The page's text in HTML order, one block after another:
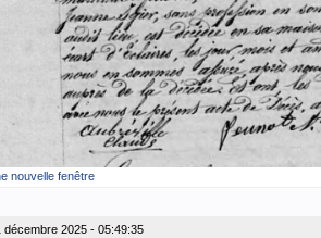
nouvelle fenêtre
décembre 2025 - 05:49:35